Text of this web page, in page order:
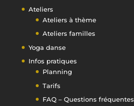
Ateliers
Ateliers à thème
Ateliers familles
Yoga danse
Infos pratiques
Planning
Tarifs
FAQ – Questions fréquentes